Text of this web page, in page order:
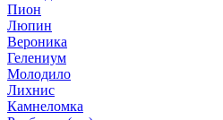
Пион
Люпин
Вероника
Гелениум
Молодило
Лихнис
Камнеломка